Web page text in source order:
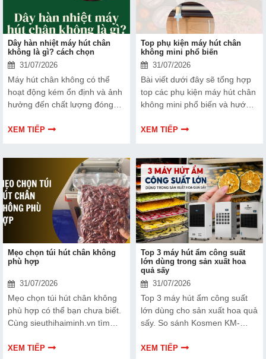
Dây hàn nhiệt máy hút chân
không là gì? cách chọn
31/07/2026
Máy hút chân không có thể
hoạt động kém ổn định và ảnh
hưởng đến chất lượng đóng
Bài viết dưới đây sẽ giúp bạn
XEM TIẾP
Top phụ kiện máy hút chân
không mini phổ biến
31/07/2026
Bài viết dưới đây sẽ tổng hợp
top các phụ kiện máy hút chân
không mini phổ biến và hướng
chuẩn kỹ thuật ngay tại nhà.
XEM TIẾP
Mẹo chọn túi hút chân không
phù hợp
31/07/2026
Mẹo chọn túi hút chân không
phù hợp có thể bạn chưa biết.
Cùng sieuthihaiminh.vn tìm
thông tin bài viết dưới đây nhé!
XEM TIẾP
Top 3 máy hút ẩm công suất
lớn dùng trong sản xuất hoa
quả sấy
31/07/2026
Top 3 máy hút ẩm công suất
lớn dùng cho sản xuất hoa quả
sấy. So sánh Kosmen KM-
FujiE HM-1800D theo công
XEM TIẾP